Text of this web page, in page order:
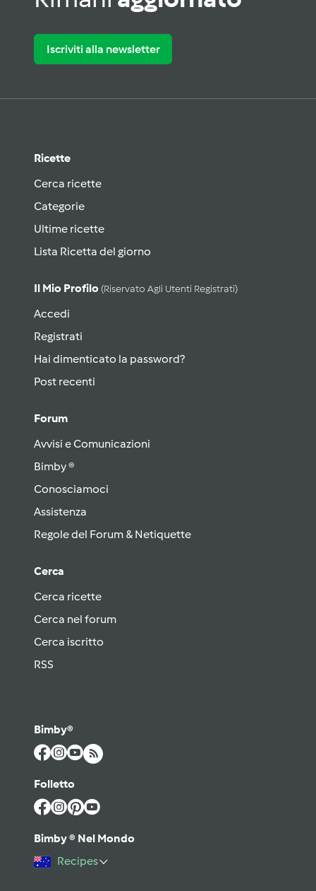
Iscriviti alla newsletter
Ricette
Cerca ricette
Categorie
Ultime ricette
Lista Ricetta del giorno
Il Mio Profilo (riservato Agli Utenti Registrati)
Accedi
Registrati
Hai dimenticato la password?
Post recenti
Forum
Avvisi e Comunicazioni
Bimby ®
Conosciamoci
Assistenza
Regole del Forum & Netiquette
Cerca
Cerca ricette
Cerca nel forum
Cerca iscritto
RSS
Bimby®
Folletto
Bimby ® Nel Mondo
Recipes